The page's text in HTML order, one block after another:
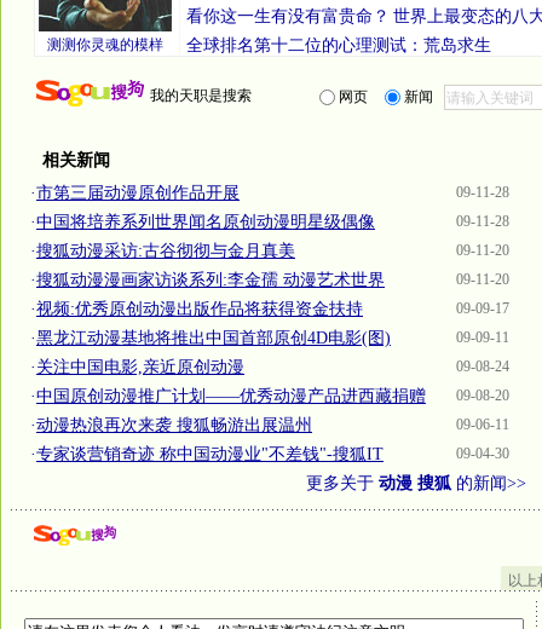
测测你灵魂的模样
看你这一生有没有富贵命？ 世界上最变态的八
全球排名第十二位的心理测试：荒岛求生
我的天职是搜索 网页 新闻
相关新闻
09-11-28
·市第三届动漫原创作品开展
09-11-28
·中国将培养系列世界闻名原创动漫明星级偶像
09-11-20
·搜狐动漫采访:古谷彻彻与金月真美
09-11-20
·搜狐动漫漫画家访谈系列:李金孺 动漫艺术世界
09-09-17
·视频:优秀原创动漫出版作品将获得资金扶持
09-09-11
·黑龙江动漫基地将推出中国首部原创4D电影(图)
09-08-24
·关注中国电影,亲近原创动漫
09-08-20
·中国原创动漫推广计划——优秀动漫产品进西藏捐赠
09-06-11
·动漫热浪再次来袭 搜狐畅游出展温州
09-04-30
·专家谈营销奇迹 称中国动漫业"不差钱"-搜狐IT
更多关于 动漫 搜狐 的新闻>>
以